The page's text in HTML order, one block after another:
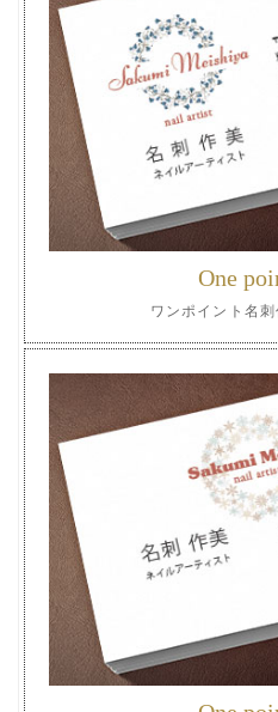
One
ワンポイント名